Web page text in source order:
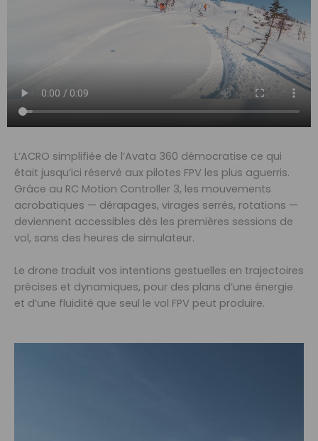
L’ACRO simplifiée de l’Avata 360 démocratise ce qui
était jusqu’ici réservé aux pilotes FPV les plus aguerris.
Grâce au RC Motion Controller 3, les mouvements
acrobatiques — dérapages, virages serrés, rotations —
deviennent accessibles dès les premières sessions de
vol, sans des heures de simulateur.
Le drone traduit vos intentions gestuelles en trajectoires
précises et dynamiques, pour des plans d’une énergie
et d’une fluidité que seul le vol FPV peut produire.